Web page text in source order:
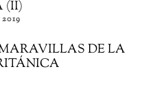
(II)
DE LA